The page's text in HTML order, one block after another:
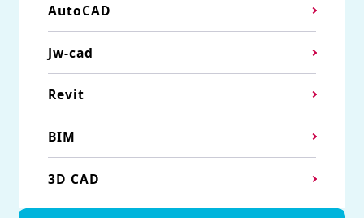
AutoCAD
Jw-cad
Revit
BIM
3D CAD